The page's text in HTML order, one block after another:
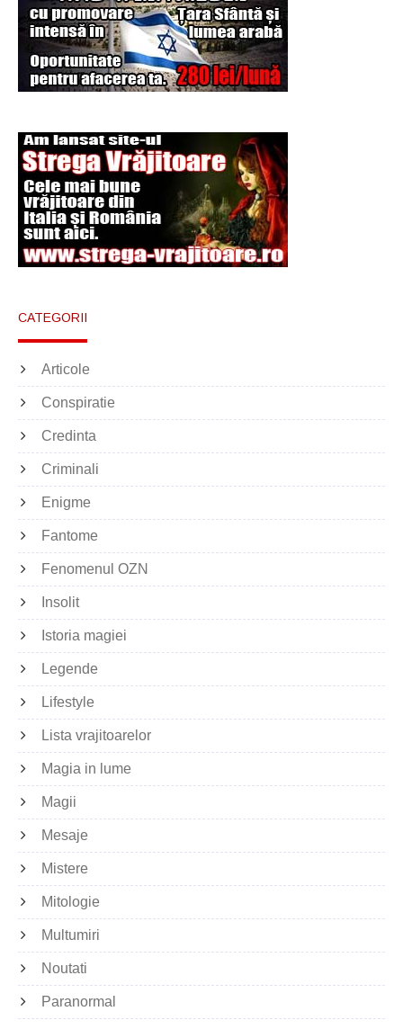
CATEGORII
Articole
Conspiratie
Credinta
Criminali
Enigme
Fantome
Fenomenul OZN
Insolit
Istoria magiei
Legende
Lifestyle
Lista vrajitoarelor
Magia in lume
Magii
Mesaje
Mistere
Mitologie
Multumiri
Noutati
Paranormal